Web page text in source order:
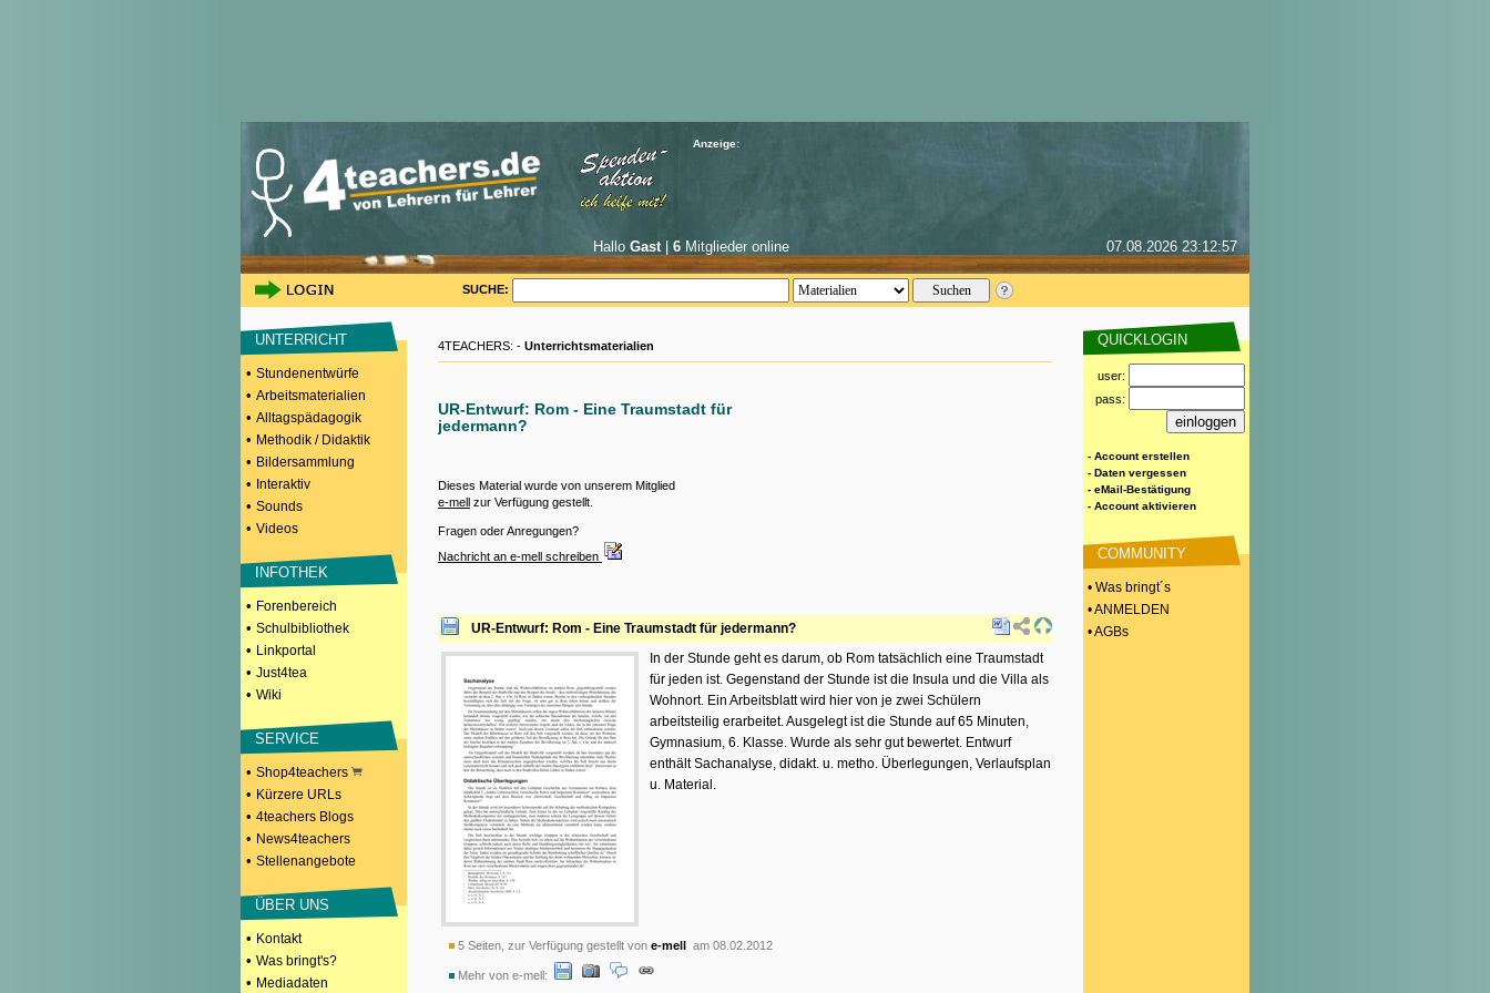
Anzeige:
Hallo Gast| 6Mitglieder online 07.08.2026 23:12:57
SUCHE:
UNTERRICHT
• Stundenentwürfe
• Arbeitsmaterialien
• Alltagspädagogik
• Methodik / Didaktik
• Bildersammlung
• Interaktiv
• Sounds
• Videos
INFOTHEK
• Forenbereich
• Schulbibliothek
• Linkportal
• Just4tea
• Wiki
SERVICE
• Shop4teachers
• Kürzere URLs
• 4teachers Blogs
• News4teachers
• Stellenangebote
ÜBER UNS
• Kontakt
• Was bringt's?
• Mediadaten
4TEACHERS: - Unterrichtsmaterialien
UR-Entwurf: Rom - Eine Traumstadt für
jedermann?
Dieses Material wurde von unserem Mitglied
e-mell zur Verfügung gestellt.
Fragen oder Anregungen?
Nachricht an e-mell schreiben
UR-Entwurf: Rom - Eine Traumstadt für jedermann?
In der Stunde geht es darum, ob Rom tatsächlich eine Traumstadt
für jeden ist. Gegenstand der Stunde ist die Insula und die Villa als
Wohnort. Ein Arbeitsblatt wird hier von je zwei Schülern
arbeitsteilig erarbeitet. Ausgelegt ist die Stunde auf 65 Minuten,
Gymnasium, 6. Klasse. Wurde als sehr gut bewertet. Entwurf
enthält Sachanalyse, didakt. u. metho. Überlegungen, Verlaufsplan
u. Material.
5 Seiten, zur Verfügung gestellt von e-mell am 08.02.2012
Mehr von e-mell:
QUICKLOGIN
user:
pass:
- Account erstellen
- Daten vergessen
- eMail-Bestätigung
- Account aktivieren
COMMUNITY
• Was bringt´s
• ANMELDEN
• AGBs